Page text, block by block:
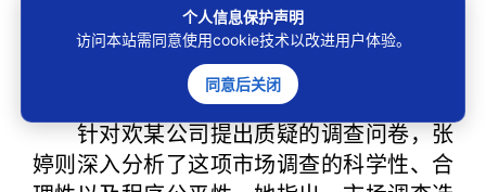
响这一认定。”二审现场，张婷有理有据地抛
出结论。
案件亮点：以创新的方
法保护创新
针对欢某公司提出质疑的调查问卷，张
婷则深入分析了这项市场调查的科学性、合
个人信息保护声明
访问本站需同意使用cookie技术以改进用户体验。
同意后关闭